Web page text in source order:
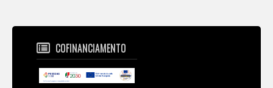
COFINANCIAMENTO